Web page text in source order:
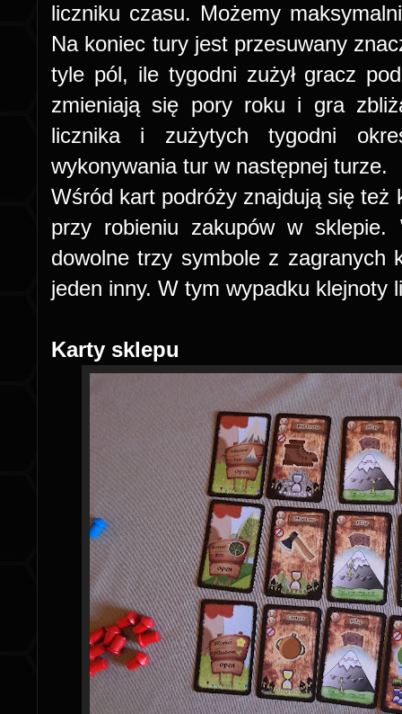
liczniku czasu. Możemy
Na koniec tury jest przesuwany
tyle pól, ile tygodni zużył gracz
zmieniają się pory roku i gra
licznika i zużytych tygodni
wykonywania tur w następnej turze.
Wśród kart podróży znajdują się też
przy robieniu zakupów w
dowolne trzy symbole z zagranych
jeden inny. W tym wypadku klejnoty
Karty sklepu